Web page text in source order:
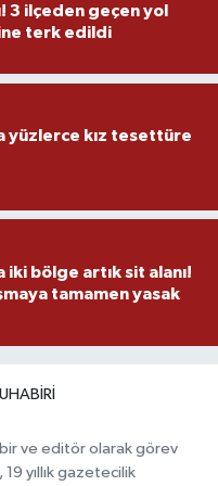
3 ilçeden geçen yol
terk edildi
yüzlerce kız tesettüre
iki bölge artık sit alanı!
tamamen yasak
ve editör olarak görev
19 yıllık gazetecilik